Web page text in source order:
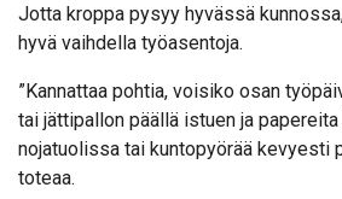
Jotta kroppa pysyy hyvässä
hyvä vaihdella työasentoja.
”Kannattaa pohtia, voisiko osan
tai jättipallon päällä istuen ja
nojatuolissa tai kuntopyörää kevyesti
toteaa.